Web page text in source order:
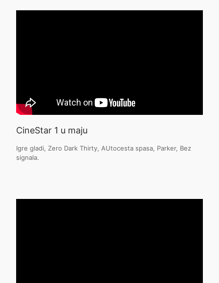
CineStar 1 u maju
Igre gladi, Zero Dark Thirty, AUtocesta spasa, Parker, Bez
signala.